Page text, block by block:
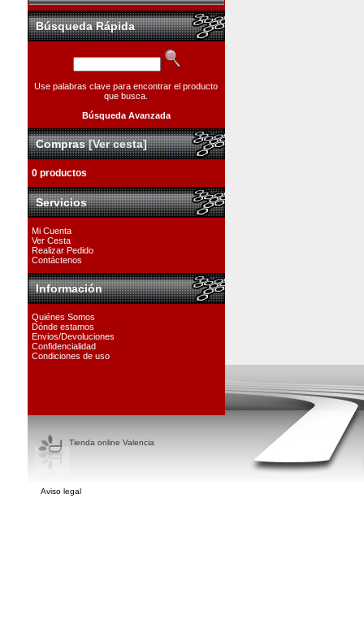
Búsqueda Rápida
Use palabras clave para encontrar el producto
que busca.
Búsqueda Avanzada
Compras[Ver cesta]
0 productos
Servicios
Mi Cuenta
Ver Cesta
Realizar Pedido
Contáctenos
Información
Quiénes Somos
Dónde estamos
Envios/Devoluciones
Confidencialidad
Condiciones de uso
Tienda online Valencia
Aviso legal